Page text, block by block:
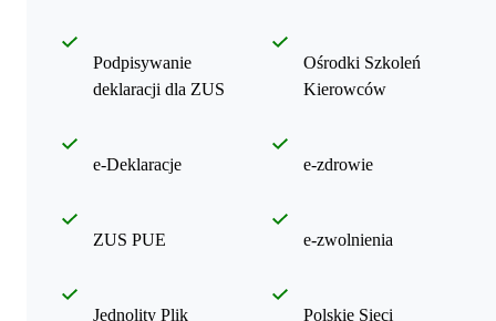
Podpisywanie
deklaracji dla ZUS
e-Deklaracje
ZUS PUE
Jednolity Plik
Ośrodki Szkoleń
Kierowców
e-zdrowie
e-zwolnienia
Polskie Sieci